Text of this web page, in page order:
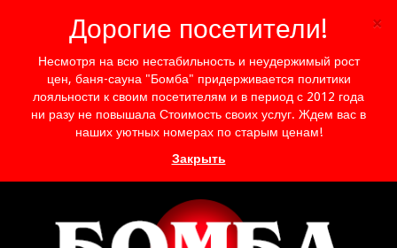
×
Дорогие посетители!
Несмотря на всю нестабильность и неудержимый рост
цен, баня-сауна "Бомба" придерживается политики
лояльности к своим посетителям и в период с 2012 года
ни разу не повышала Стоимость своих услуг. Ждем вас в
наших уютных номерах по старым ценам!
Закрыть